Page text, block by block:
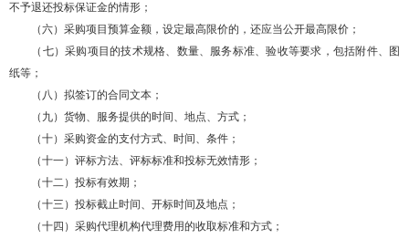
不予退还投标保证金的情形；
（六）采购项目预算金额，设定最高限价的，还应当公开最高限价；
（七）采购项目的技术规格、数量、服务标准、验收等要求，包括附件、图
纸等；
（八）拟签订的合同文本；
（九）货物、服务提供的时间、地点、方式；
（十）采购资金的支付方式、时间、条件；
（十一）评标方法、评标标准和投标无效情形；
（十二）投标有效期；
（十三）投标截止时间、开标时间及地点；
（十四）采购代理机构代理费用的收取标准和方式；